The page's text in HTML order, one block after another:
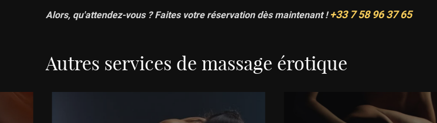
Alors, qu'attendez-vous ? Faites votre réservation dès maintenant !+33 7 58 96 37 65
Autres services de massage érotique